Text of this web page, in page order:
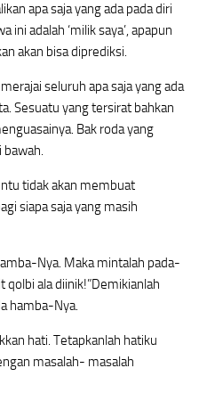
apa saja yang ada pada diri
ini adalah ‘milik saya’, apapun
akan bisa diprediksi.
seluruh apa saja yang ada
Sesuatu yang tersirat bahkan
Bak roda yang
bawah.
tidak akan membuat
siapa saja yang masih
Nya. Maka mintalah pada-
qolbi ala diinik!”Demikianlah
hamba-Nya.
hati. Tetapkanlah hatiku
masalah- masalah